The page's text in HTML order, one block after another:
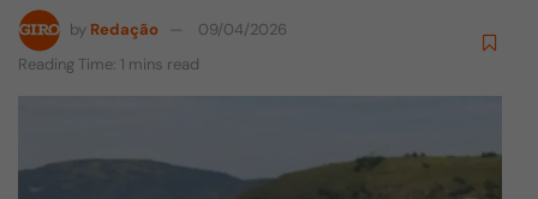
by Redação
09/04/2026
Reading Time: 1 mins read